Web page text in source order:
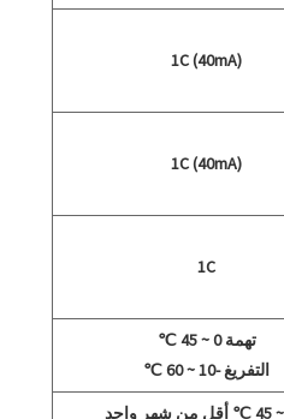
1C (40mA)
1C (40mA)
1C
تهمة 0 ~ 45 ℃
التفريغ -10 ~ 60 ℃